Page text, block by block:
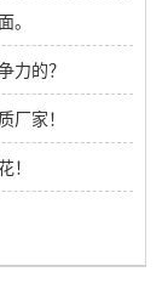
。
力的？
厂家！
！